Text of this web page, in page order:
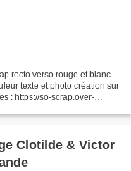
recto verso rouge et blanc
texte et photo création sur
Clotilde & Victor